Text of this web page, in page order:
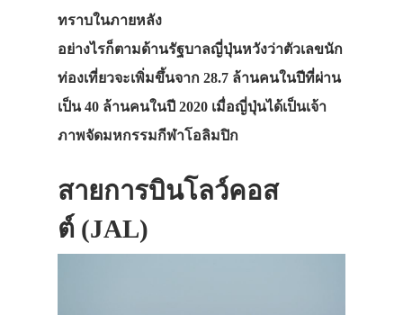
ทราบในภายหลัง
อย่างไรก็ตามด้านรัฐบาลญี่ปุ่นหวังว่าตัวเลขนัก
ท่องเที่ยวจะเพิ่มขึ้นจาก 28.7 ล้านคนในปีที่ผ่าน
เป็น 40 ล้านคนในปี 2020 เมื่อญี่ปุ่นได้เป็นเจ้า
ภาพจัดมหกรรมกีฬาโอลิมปิก
สายการบินโลว์คอส
ต์ (JAL)